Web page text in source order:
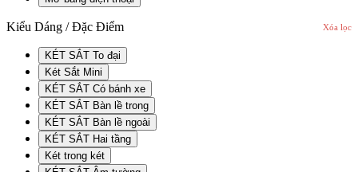
Kiểu Dáng / Đặc Điểm Xóa lọc
KÉT SẮT To đại
Két Sắt Mini
KÉT SẮT Có bánh xe
KÉT SẮT Bàn lề trong
KÉT SẮT Bàn lề ngoài
KÉT SẮT Hai tầng
Két trong két